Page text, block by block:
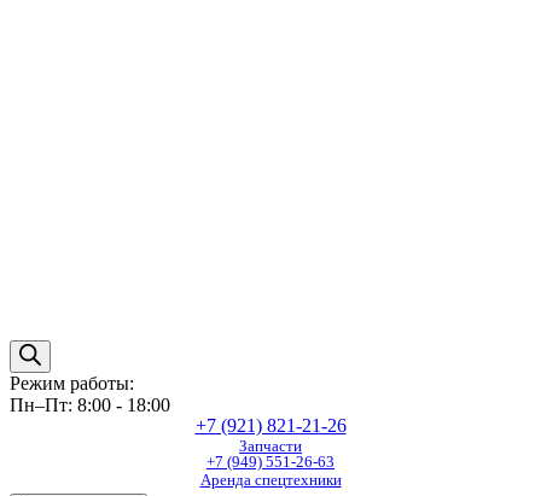
Режим работы:
Пн–Пт: 8:00 - 18:00
+7 (921) 821-21-26
Запчасти
+7 (949) 551-26-63
Аренда спецтехники